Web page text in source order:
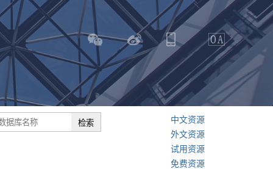
中文资源
外文资源
试用资源
免费资源